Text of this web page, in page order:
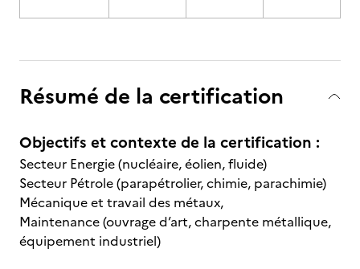
Résumé de la certification
Objectifs et contexte de la certification :
Secteur Energie (nucléaire, éolien, fluide)
Secteur Pétrole (parapétrolier, chimie, parachimie)
Mécanique et travail des métaux,
Maintenance (ouvrage d’art, charpente métallique,
équipement industriel)